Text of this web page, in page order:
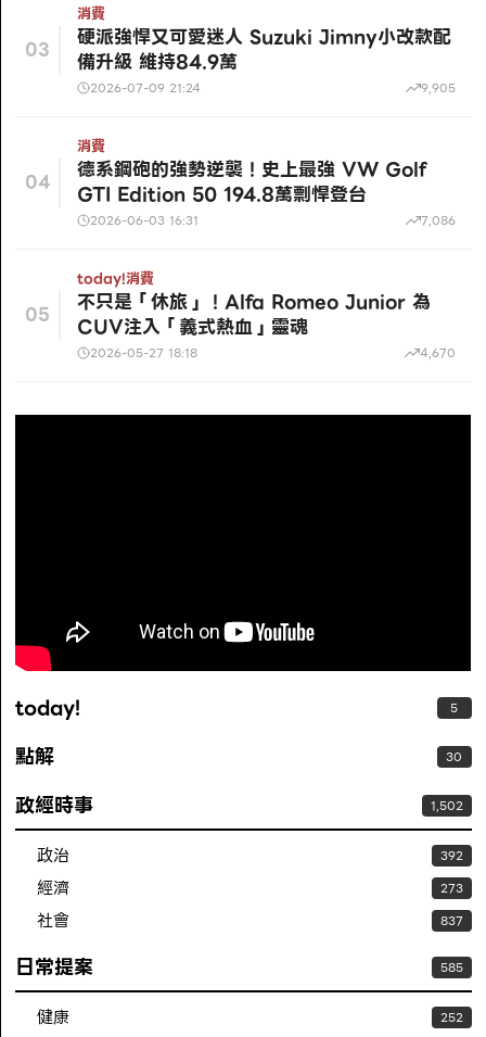
03
消費
硬派強悍又可愛迷人 Suzuki Jimny小改款配
備升級 維持84.9萬
2026-07-09 21:24 9,905
04
消費
德系鋼砲的強勢逆襲！史上最強 VW Golf
GTI Edition 50 194.8萬剽悍登台
2026-06-03 16:31 7,086
05
today!消費
不只是「休旅」！Alfa Romeo Junior 為
CUV注入「義式熱血」靈魂
2026-05-27 18:18 4,670
today! 5
點解 30
政經時事 1,502
政治 392
經濟 273
社會 837
日常提案 585
健康 252